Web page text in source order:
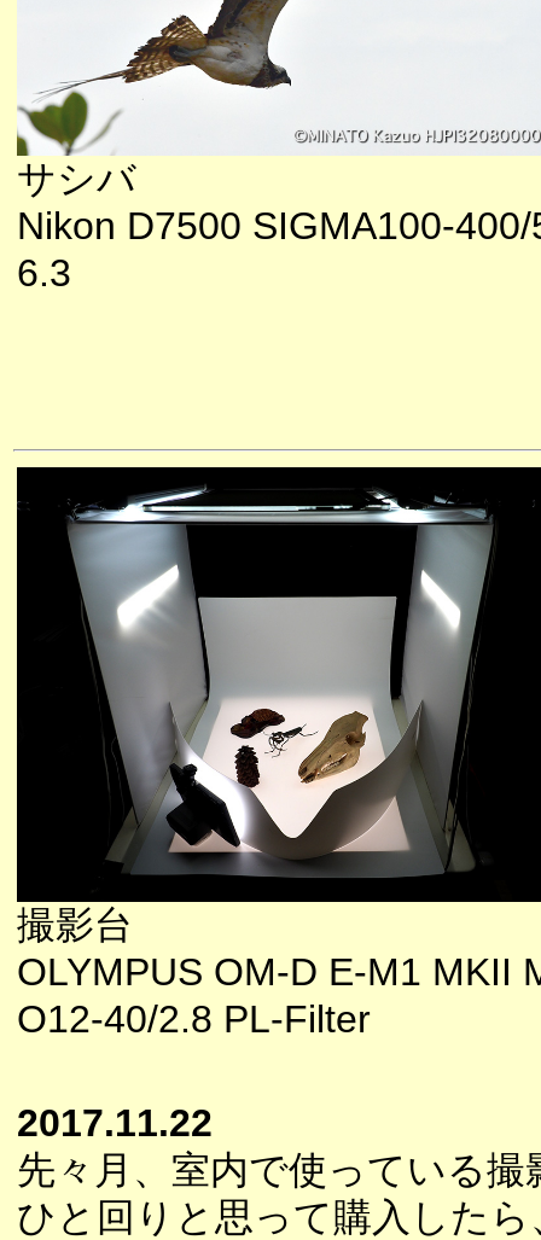
サシバ
Nikon D7500 SIGMA100-400/
6.3
撮影台
OLYMPUS OM-D E-M1 MKII
O12-40/2.8 PL-Filter
2017.11.22
先々月、室内で使っている
ひと回りと思って購入した